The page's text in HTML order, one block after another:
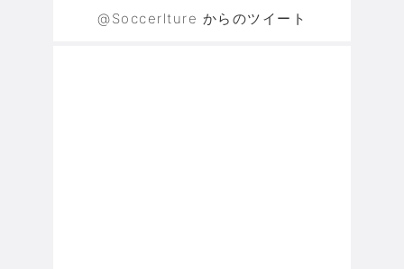
@Soccerlture からのツイート